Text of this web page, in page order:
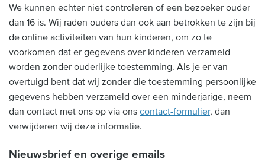
We kunnen echter niet controleren of een bezoeker ouder
dan 16 is. Wij raden ouders dan ook aan betrokken te zijn bij
de online activiteiten van hun kinderen, om zo te
voorkomen dat er gegevens over kinderen verzameld
worden zonder ouderlijke toestemming. Als je er van
overtuigd bent dat wij zonder die toestemming persoonlijke
gegevens hebben verzameld over een minderjarige, neem
dan contact met ons op via ons contact-formulier, dan
verwijderen wij deze informatie.
Nieuwsbrief en overige emails